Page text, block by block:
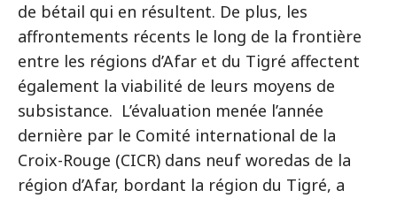
de bétail qui en résultent. De plus, les
affrontements récents le long de la frontière
entre les régions d’Afar et du Tigré affectent
également la viabilité de leurs moyens de
subsistance. L’évaluation menée l’année
dernière par le Comité international de la
Croix-Rouge (CICR) dans neuf woredas de la
région d’Afar, bordant la région du Tigré, a